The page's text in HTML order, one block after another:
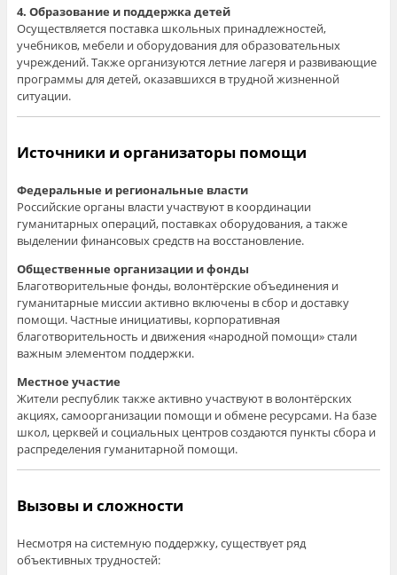
4. Образование и поддержка детей
Осуществляется поставка школьных принадлежностей,
учебников, мебели и оборудования для образовательных
учреждений. Также организуются летние лагеря и развивающие
программы для детей, оказавшихся в трудной жизненной
ситуации.
Источники и организаторы помощи
Федеральные и региональные власти
Российские органы власти участвуют в координации
гуманитарных операций, поставках оборудования, а также
выделении финансовых средств на восстановление.
Общественные организации и фонды
Благотворительные фонды, волонтёрские объединения и
гуманитарные миссии активно включены в сбор и доставку
помощи. Частные инициативы, корпоративная
благотворительность и движения «народной помощи» стали
важным элементом поддержки.
Местное участие
Жители республик также активно участвуют в волонтёрских
акциях, самоорганизации помощи и обмене ресурсами. На базе
школ, церквей и социальных центров создаются пункты сбора и
распределения гуманитарной помощи.
Вызовы и сложности
Несмотря на системную поддержку, существует ряд
объективных трудностей: